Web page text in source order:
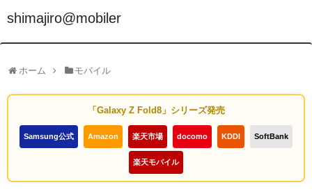
shimajiro@mobiler
ホーム モバイル
「Galaxy Z Fold8」シリーズ発売
Samsung公式 Amazon 楽天市場 docomo KDDI SoftBank
楽天モバイル